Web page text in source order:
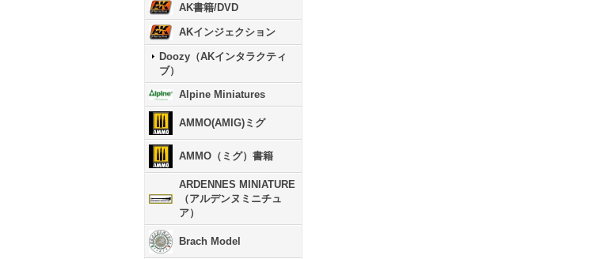
AK書籍/DVD
AKインジェクション
Doozy（AKインタラクティ
ブ）
Alpine Miniatures
AMMO(AMIG)ミグ
AMMO（ミグ）書籍
ARDENNES MINIATURE
（アルデンヌミニチュ
ア）
Brach Model